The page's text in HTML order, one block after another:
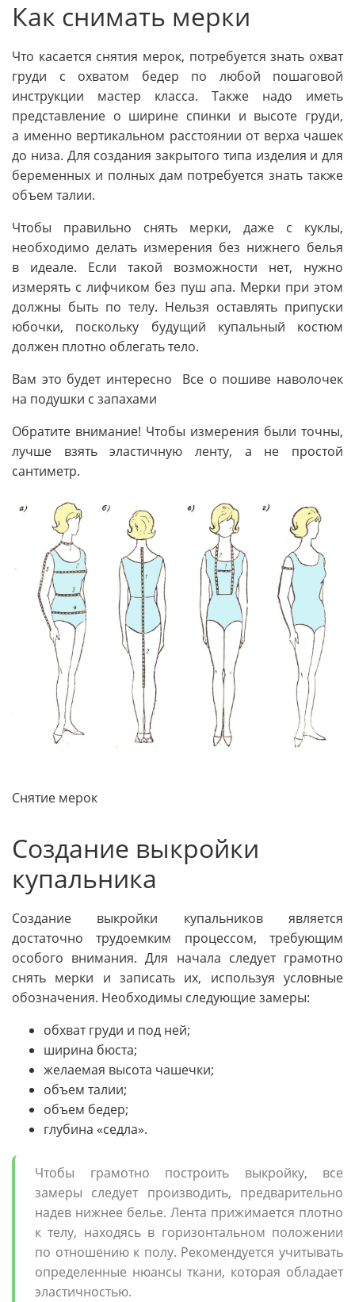
Как снимать мерки
Что касается снятия мерок, потребуется знать охват
груди с охватом бедер по любой пошаговой
инструкции мастер класса. Также надо иметь
представление о ширине спинки и высоте груди,
а именно вертикальном расстоянии от верха чашек
до низа. Для создания закрытого типа изделия и для
беременных и полных дам потребуется знать также
объем талии.
Чтобы правильно снять мерки, даже с куклы,
необходимо делать измерения без нижнего белья
в идеале. Если такой возможности нет, нужно
измерять с лифчиком без пуш апа. Мерки при этом
должны быть по телу. Нельзя оставлять припуски
юбочки, поскольку будущий купальный костюм
должен плотно облегать тело.
Вам это будет интересно Все о пошиве наволочек
на подушки с запахами
Обратите внимание! Чтобы измерения были точны,
лучше взять эластичную ленту, а не простой
сантиметр.
Снятие мерок
Создание выкройки
купальника
Создание выкройки купальников является
достаточно трудоемким процессом, требующим
особого внимания. Для начала следует грамотно
снять мерки и записать их, используя условные
обозначения. Необходимы следующие замеры:
обхват груди и под ней;
ширина бюста;
желаемая высота чашечки;
объем талии;
объем бедер;
глубина «седла».
Чтобы грамотно построить выкройку, все
замеры следует производить, предварительно
надев нижнее белье. Лента прижимается плотно
к телу, находясь в горизонтальном положении
по отношению к полу. Рекомендуется учитывать
определенные нюансы ткани, которая обладает
эластичностью.